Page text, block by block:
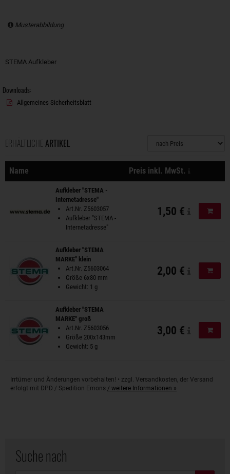
Musterabbildung
STEMA Aufkleber
Downloads:
Allgemeines Sicherheitsblatt
ERHÄLTLICHE ARTIKEL
Sortierung
Name Preis inkl. MwSt.
Aktionen
Aufkleber "STEMA -
Internetadresse"
Art.Nr. Z5603057
Aufkleber "STEMA -
Internetadresse"
1,50 €
Aufkleber "STEMA
MARKE" klein
Art.Nr. Z5603064
Größe 6x80 mm
Gewicht: 1 g
2,00 €
Aufkleber "STEMA
MARKE" groß
Art.Nr. Z5603056
Größe 200x143mm
Gewicht: 5 g
3,00 €
Irrtümer und Änderungen vorbehalten! • zzgl. Versandkosten, der Versand
erfolgt mit DPD / Spedition Emons / weitere Informationen »
Suche nach